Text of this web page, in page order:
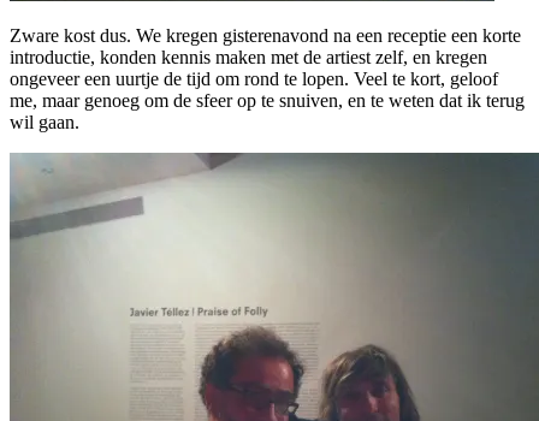
Zware kost dus. We kregen gisterenavond na een receptie een korte
introductie, konden kennis maken met de artiest zelf, en kregen
ongeveer een uurtje de tijd om rond te lopen. Veel te kort, geloof
me, maar genoeg om de sfeer op te snuiven, en te weten dat ik terug
wil gaan.